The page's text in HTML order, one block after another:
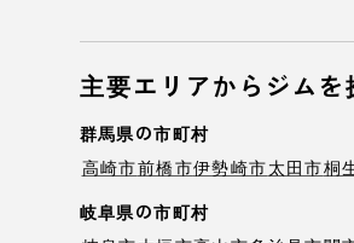
主要エリアからジムを
群馬県の市町村
高崎市前橋市伊勢崎市太田市桐
岐阜県の市町村